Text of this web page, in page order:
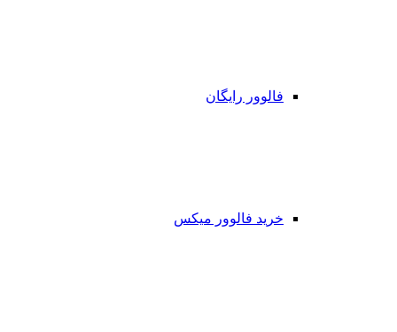
فالوور رایگان
خرید فالوور میکس